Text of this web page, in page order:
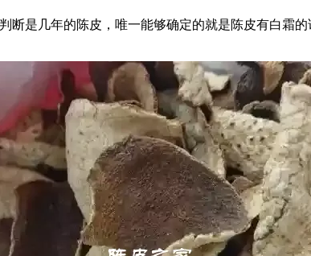
断是几年的陈皮，唯一能够确定的就是陈皮有白霜